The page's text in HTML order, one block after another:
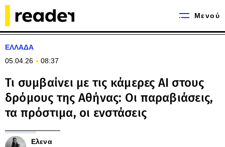
Μενού
ΕΛΛΑΔΑ
05.04.26
08:37
Τι συμβαίνει με τις κάμερες AI στους
δρόμους της Αθήνας: Οι παραβιάσεις,
τα πρόστιμα, οι ενστάσεις
Ελενα